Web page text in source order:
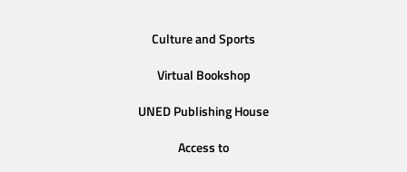
Culture and Sports
Virtual Bookshop
UNED Publishing House
Access to